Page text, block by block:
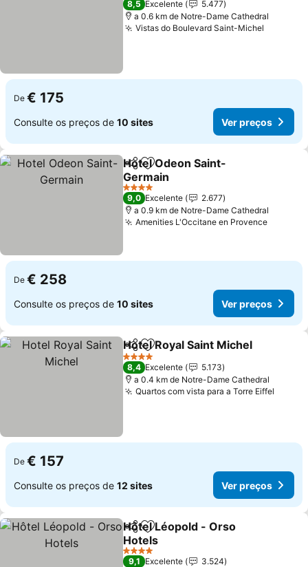
8,5 Excelente
5.477
a 0.6 km de Notre-Dame Cathedral
Vistas do Boulevard Saint-Michel
De € 175
Consulte os preços de 10 sites Ver preços
PartilharAdicionar aos favoritos
Hotel Odeon Saint-
Germain
Ver preços
4 Estrelas
9,0 Excelente
2.677
a 0.9 km de Notre-Dame Cathedral
Amenities L'Occitane en ProvenceVer
De € 258
Consulte os preços de 10 sites Ver preços
PartilharAdicionar aos favoritos
Hotel Royal Saint Michel
4 Estrelas
8,4 Excelente
5.173
a 0.4 km de Notre-Dame Cathedral
Quartos com vista para a Torre Eiffel
De € 157
Consulte os preços de 12 sites Ver preços
PartilharAdicionar aos favoritos
Hôtel Léopold - Orso
Hotels
Ver preços
4 Estrelas
9,1 Excelente
3.524